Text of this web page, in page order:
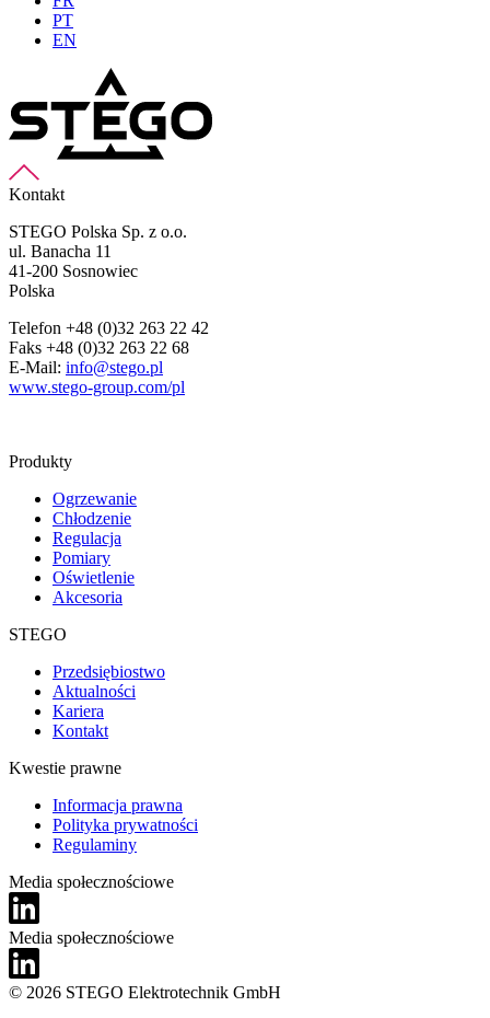
PT
EN
Kontakt
STEGO Polska Sp. z o.o.
ul. Banacha 11
41-200 Sosnowiec
Polska
Telefon +48 (0)32 263 22 42
Faks +48 (0)32 263 22 68
E-Mail: info@stego.pl
www.stego-group.com/pl
Produkty
Ogrzewanie
Chłodzenie
Regulacja
Pomiary
Oświetlenie
Akcesoria
STEGO
Przedsiębiostwo
Aktualności
Kariera
Kontakt
Kwestie prawne
Informacja prawna
Polityka prywatności
Regulaminy
Media społecznościowe
Media społecznościowe
© 2026 STEGO Elektrotechnik GmbH